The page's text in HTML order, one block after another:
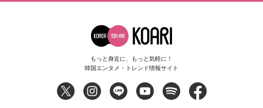
もっと身近に、もっと気軽に！
韓国エンタメ・トレンド情報サイト